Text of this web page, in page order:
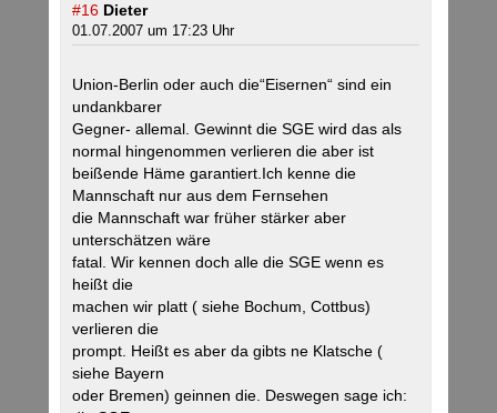
#16 Dieter
01.07.2007 um 17:23 Uhr
Union-Berlin oder auch die“Eisernen“ sind ein
undankbarer
Gegner- allemal. Gewinnt die SGE wird das als
normal hingenommen verlieren die aber ist
beißende Häme garantiert.Ich kenne die
Mannschaft nur aus dem Fernsehen
die Mannschaft war früher stärker aber
unterschätzen wäre
fatal. Wir kennen doch alle die SGE wenn es
heißt die
machen wir platt ( siehe Bochum, Cottbus)
verlieren die
prompt. Heißt es aber da gibts ne Klatsche (
siehe Bayern
oder Bremen) geinnen die. Deswegen sage ich: